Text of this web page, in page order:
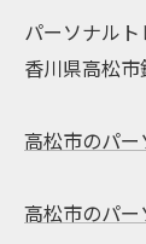
パーソナルト
香川県高松市
高松市のパー
高松市のパー